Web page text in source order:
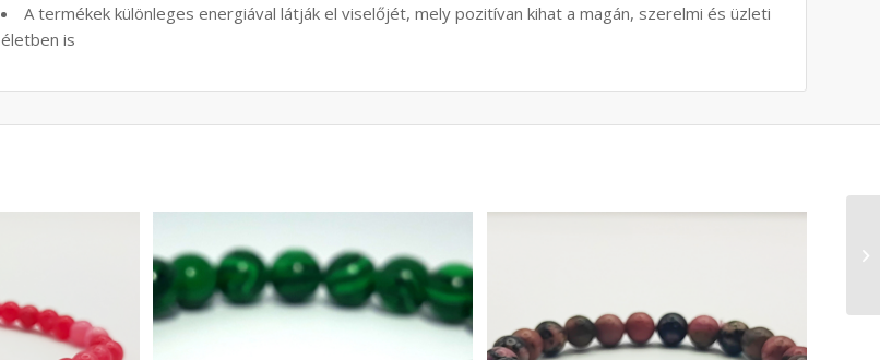
A termékek különleges energiával látják el viselőjét, mely pozitívan kihat a magán, szerelmi és üzleti
életben is